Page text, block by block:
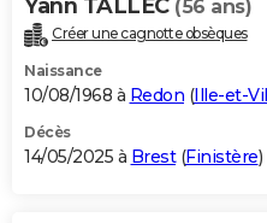
Yann TALLEC (56 ans)
Créer une cagnotte obsèques
Naissance
10/08/1968 à Redon (Ille-et-
Décès
14/05/2025 à Brest(Finistère)